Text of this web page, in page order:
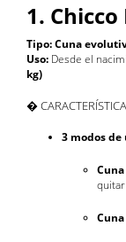
1.
Tipo:Cuna
Uso: Desde el
kg)
�
3 modos de